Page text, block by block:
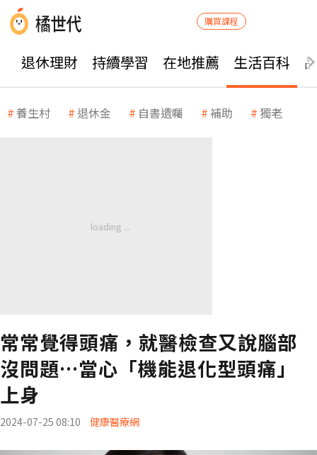
購買課程
退休理財 持續學習 在地推薦 生活百科
養生村 退休金 自書遺囑 補助 獨老
常常覺得頭痛，就醫檢查又說腦部
沒問題…當心「機能退化型頭痛」
上身
2024-07-25 08:10 健康醫療網